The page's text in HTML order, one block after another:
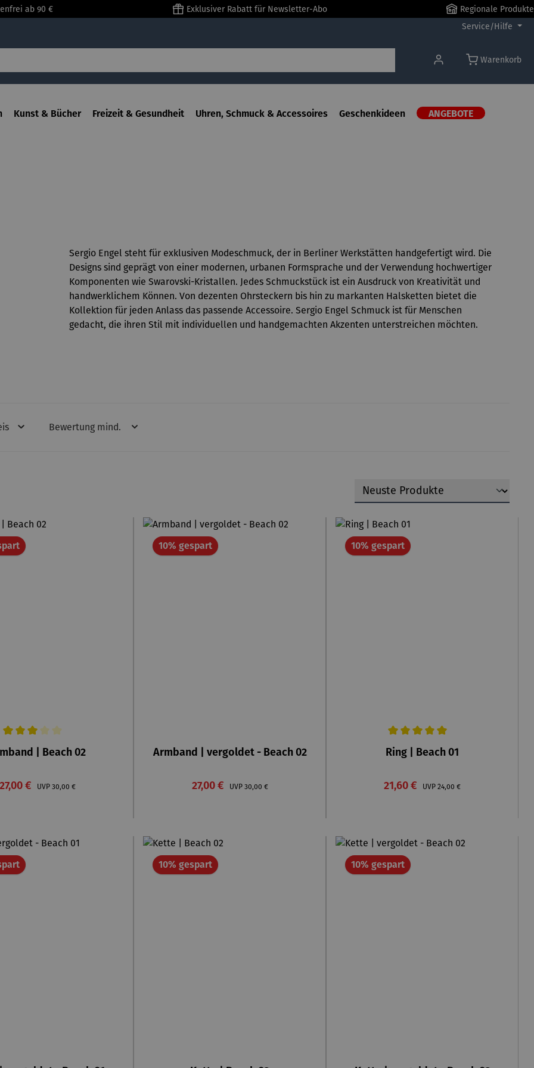
ab 90 € Exklusiver Rabatt für Newsletter-Abo
Regionale Produkte
Service/Hilfe
Warenkorb
Kunst & Bücher Freizeit & Gesundheit Uhren, Schmuck & Accessoires Geschenkideen ANGEBOTE
Sergio Engel steht für exklusiven Modeschmuck, der in Berliner Werkstätten handgefertigt wird. Die
Designs sind geprägt von einer modernen, urbanen Formsprache und der Verwendung hochwertiger
Komponenten wie Swarovski-Kristallen. Jedes Schmuckstück ist ein Ausdruck von Kreativität und
handwerklichem Können. Von dezenten Ohrsteckern bis hin zu markanten Halsketten bietet die
Kollektion für jeden Anlass das passende Accessoire. Sergio Engel Schmuck ist für Menschen
gedacht, die ihren Stil mit individuellen und handgemachten Akzenten unterstreichen möchten.
Bewertung mind.
Rabatt
Bewertung von 3 von 5 Sternen
| Beach 02
Verkaufspreis:
27,00 € UVP Regulärer Preis:
30,00 €
10% gespartRabatt
Armband | vergoldet - Beach 02
Verkaufspreis:
27,00 € UVP Regulärer Preis:
30,00 €
10% gespartRabatt
Durchschnittliche Bewertung von 5 von 5
Ring | Beach 01
Verkaufspreis:
21,60 € UVP Regulärer Preis:
24,00 €
Rabatt 10% gespartRabatt 10% gespartRabatt